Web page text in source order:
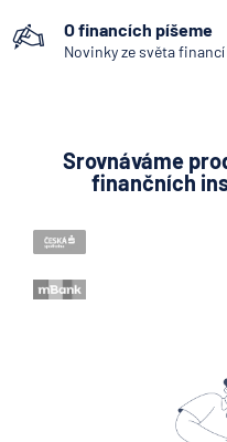
Zobrazit
O financích píšeme
Novinky ze světa
Srovnáváme
finančních